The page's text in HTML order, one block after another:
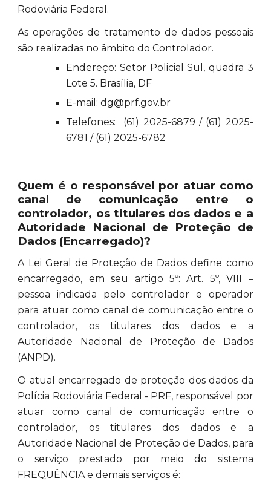
Rodoviária Federal.
As operações de tratamento de dados pessoais
são realizadas no âmbito do Controlador.
Endereço: Setor Policial Sul, quadra 3
Lote 5. Brasília, DF
E-mail: dg@prf.gov.br
Telefones: (61) 2025-6879 / (61) 2025-
6781 / (61) 2025-6782
Quem é o responsável por atuar como
canal de comunicação entre o
controlador, os titulares dos dados e a
Autoridade Nacional de Proteção de
Dados (Encarregado)?
A Lei Geral de Proteção de Dados define como
encarregado, em seu artigo 5º: Art. 5º, VIII –
pessoa indicada pelo controlador e operador
para atuar como canal de comunicação entre o
controlador, os titulares dos dados e a
Autoridade Nacional de Proteção de Dados
(ANPD).
O atual encarregado de proteção dos dados da
Polícia Rodoviária Federal - PRF, responsável por
atuar como canal de comunicação entre o
controlador, os titulares dos dados e a
Autoridade Nacional de Proteção de Dados, para
o serviço prestado por meio do sistema
FREQUÊNCIA e demais serviços é: